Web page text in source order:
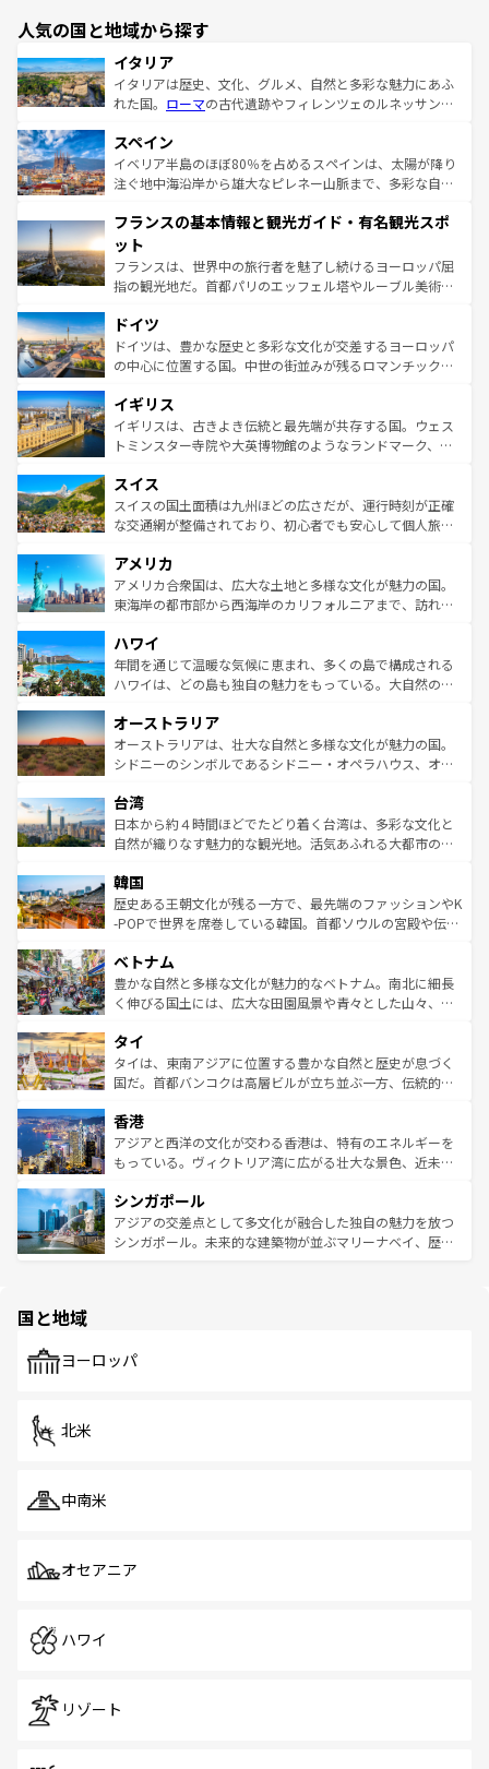
人気の国と地域から探す
イタリア
イタリアは歴史、文化、グルメ、自然と多彩な魅力にあふ
れた国。 ローマの古代遺跡やフィレンツェのルネッサンス
ろん、トスカーナの美しい田園風景やアマルフィ海岸の絶
景など、自然景観も見逃せない。観光の合間には、本場の
ピザやパスタなど、絶品のイタリア料理を堪能することも
ませてくれるイタリアで、忘れられない旅をしてみよう！
なお、新着のイタリア情報は
しい。
スペイン
イベリア半島のほぼ80％を占めるスペインは、太陽が降り
注ぐ地中海沿岸から雄大なピレネー山脈まで、多彩な自然
文化が根付くこの国では、情熱的なフラメンコ、熱気あふ
れる闘牛、そして美味しいタパスが生活の一部となってい
る。首都マドリードの洗練された雰囲気や、バルセロナの
アートに溢れた街角から、地方では古代ローマ遺跡や中世
せる。地方によって風土や気候が異なるスペインはその個
性で訪れる人を魅了する。 なお、新着のスペイン情報は コ
ンテンツ一覧を参照してほしい。
フランスの基本情報と観光ガイド・有名観光スポ
ット
フランスは、世界中の旅行者を魅了し続けるヨーロッパ屈
指の観光地だ。首都パリのエッフェル塔やルーブル美術館
で、幅広い魅力が詰まっている。華麗な宮殿、歴史的な大
聖堂、美しいビーチ、そして豊かな自然が、訪れる者を心
から魅了する。また、フランスは美食の国としても知ら
いる。シャンパンの発祥地であるランス、プロヴァンスの
香り高いラベンダー畑など、多彩な楽しみ方が可能だ。さ
らに、パリ以外の地域にも魅力が溢れており、どの街角に
れる地方に足を運ぶとそれぞれで全く異なる文化を体験で
きるだろう。 なお、新着のフランス情報はコンテンツ一覧
を参照してほしい。
ドイツ
ドイツは、豊かな歴史と多彩な文化が交差するヨーロッパ
の中心に位置する国。中世の街並みが残るロマンチック街
顔を持つこの国は、どこを歩いても飽きることがない。ベ
ルリンの文化的活気、バイエルン州のアルプスの絶景、そ
してライン川沿いのワイン畑といった風景は必見。ビール
は、お酒好きな人にはぜひ体験してほしい。 なお、新着の
ドイツ情報はコンテンツ一覧を参照してほしい。
イギリス
イギリスは、古きよき伝統と最先端が共存する国。ウェス
トミンスター寺院や大英博物館のようなランドマーク、歴
リアごとに異なる魅力がある。また、優雅なアフタヌーン
ティー、ビール好きにはたまらない英国パブ、サッカー観
戦など、本場だからこそできる体験も豊富。イギリスを旅
ンツ一覧を参照してほしい。
スイス
スイスの国土面積は九州ほどの広さだが、運行時刻が正確
な交通網が整備されており、初心者でも安心して個人旅行
の建物がそのまま残る町や、スイスならではのユニークな
博物館もあり、アルプス観光だけでなく町歩きも満喫する
ことができる。国民の所得が高いため物価も高いが、旅行
ば市内交通費無料で観光を楽しむこともできる。 なお、新
着のスイス情報はコンテンツ一覧 を参照してほしい。
アメリカ
アメリカ合衆国は、広大な土地と多様な文化が魅力の国。
東海岸の都市部から西海岸のカリフォルニアまで、訪れる
のような巨大都市は、観光、ショッピング、エンターテイ
ンメントが詰まった刺激的なスポットだ。一方、アメリカ
西部には大自然が広がり、グランドキャニオンやイエロー
部のニューオーリンズでは、音楽と美食が融合した独特の
文化が魅力。旅行者はアメリカの各地域で異なる魅力を楽
しみながら、その多様性と豊かな歴史を感じることができ
ならではの贅沢な旅のスタイルだ。 なお、新着のアメリカ
情報はコンテンツ一覧を参照してほしい。
ハワイ
年間を通じて温暖な気候に恵まれ、多くの島で構成される
ハワイは、どの島も独自の魅力をもっている。大自然の神
ワイ島は見逃せない。また、定番の観光地といえばオアフ
島だが、静かな自然を求めるならマウイ島やカウアイ島が
おすすめ。エメラルドグリーンに輝く海をはじめ、豊かな
れるおもてなしの心で訪れる人々を迎えてくれるハワイの
人々、おいしいローカルフードやハワイアンミュージッ
ク、伝統的なフラダンスなど、すべてがハワイの魅力を彩
ワイを、存分に味わってほしい。 なお、新着のハワイ情報
はコンテンツ一覧を参照してほしい。
オーストラリア
オーストラリアは、壮大な自然と多様な文化が魅力の国。
シドニーのシンボルであるシドニー・オペラハウス、オー
リアリーフや大陸中央部にそびえるウルル（エアーズロッ
ク）、タスマニアの美しい原生林やケアンズの熱帯雨林な
ど、見どころがたくさん。また、カフェやワイン、オージ
いる。アクティビティも充実しており、サーフィンやダイ
ビング、ハイキングなど、アウトドア好きにはたまらな
い。オーストラリアの多彩な魅力を存分に味わいつくそ
参照してほしい。
台湾
日本から約４時間ほどでたどり着く台湾は、多彩な文化と
自然が織りなす魅力的な観光地。活気あふれる大都市の台
ン）、静ひつな山岳地帯である台湾東部など、都市の喧騒
と山間の静けさが共存しており、訪れる人に新しい発見と
驚きをもたらしてくれる。また、奥深い台湾の食文化も魅
容にもいいと評判のスイーツなど、バラエティ豊かな料理
が味わえる。 なお、新着の台湾情報は コンテンツ一覧を参
照してほしい。
韓国
歴史ある王朝文化が残る一方で、最先端のファッションやK
-POPで世界を席巻している韓国。首都ソウルの宮殿や伝統
き、地方に足を延ばせば四季折々の自然美を楽しむことが
できる。そして、キムチや焼肉、絶品のストリートフード
まで、さまざまな韓国料理が待っている。夜には、韓国な
リティに包まれながら、韓国の多彩な魅力を心ゆくまで味
わってみてほしい。 なお、新着の韓国情報はコンテンツ一
覧を参照してほしい。
ベトナム
豊かな自然と多様な文化が魅力的なベトナム。南北に細長
く伸びる国土には、広大な田園風景や青々とした山々、世
急速な発展と共に伝統が息づく。ハノイの古い町並みやホ
ーチミン市のフランス統治時代の建物も、独特の雰囲気を
醸し出している。また、バラエティの豊かさとおいしさで
とつ。フォーやバインミー、ベトナムコーヒーなどは、ぜ
ひ現地で味わいたい。どの地域を訪れてもあたたかい人々
が旅行者を迎えてくれるので、きっと忘れられない旅にな
参照してほしい。
タイ
タイは、東南アジアに位置する豊かな自然と歴史が息づく
国だ。首都バンコクは高層ビルが立ち並ぶ一方、伝統的な
の活気が交差している。北部ではチェンマイなどの山岳地
帯で自然と触れ合い、南部ではプーケットやクラビの美し
いビーチでリゾート気分を楽しむことができる。タイ料理
激する。気候は一年中温暖で、どの季節にも異なる楽しみ
が待っている。親しみやすいタイの人々、仏教を中心とし
た文化、そして多様な観光資源が、訪れる旅人を魅了し続
香港
アジアと西洋の文化が交わる香港は、特有のエネルギーを
もっている。ヴィクトリア湾に広がる壮大な景色、近未来
み、どこを訪れても感動するはず。観光スポットが密集し
ており、効率よく見どころを回れるのも魅力。息をのむよ
うな絶景から文化的な体験まで、香港を存分に楽しみ尽く
シンガポール
アジアの交差点として多文化が融合した独自の魅力を放つ
シンガポール。未来的な建築物が並ぶマリーナベイ、歴史
で、ホーカーズは地元の風情を楽しめる外せないスポット
国と地域
ヨーロッパ
北米
中南米
オセアニア
ハワイ
リゾート